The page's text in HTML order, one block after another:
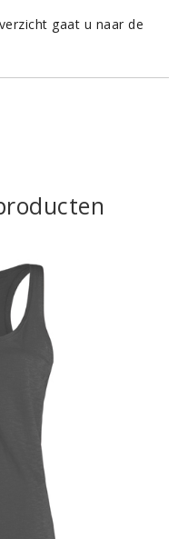
gaat u naar de